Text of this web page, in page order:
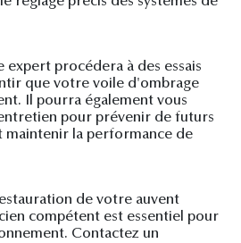
expert procédera à des essais
que votre voile d'ombrage
Il pourra également vous
pour prévenir de futurs
maintenir la performance de
de votre auvent
compétent est essentiel pour
Contactez un